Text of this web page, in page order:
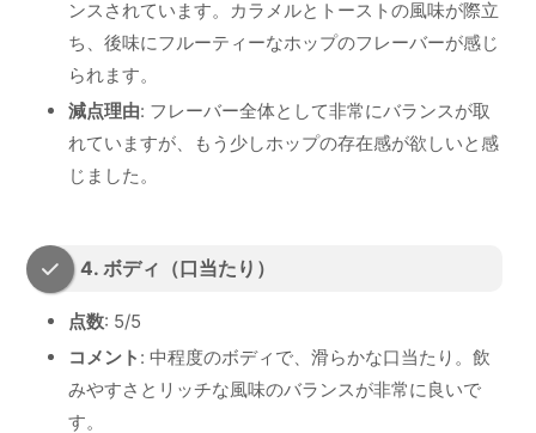
ンスされています。カラメルとトーストの風味が際立
ち、後味にフルーティーなホップのフレーバーが感じ
られます。
減点理由: フレーバー全体として非常にバランスが取
れていますが、もう少しホップの存在感が欲しいと感
じました。
4. ボディ（口当たり）
点数: 5/5
コメント : 中程度のボディで、滑らかな口当たり。飲
みやすさとリッチな風味のバランスが非常に良いで
す。